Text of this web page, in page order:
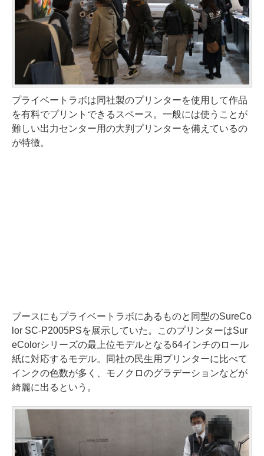
プライベートラボは同社製のプリンターを使用して作品
を有料でプリントできるスペース。一般には使うことが
難しい出力センター用の大判プリンターを備えているの
が特徴。
ブースにもプライベートラボにあるものと同型のSureCo
lor SC-P2005PSを展示していた。このプリンターはSur
eColorシリーズの最上位モデルとなる64インチのロール
紙に対応するモデル。同社の民生用プリンターに比べて
インクの色数が多く、モノクロのグラデーションなどが
綺麗に出るという。